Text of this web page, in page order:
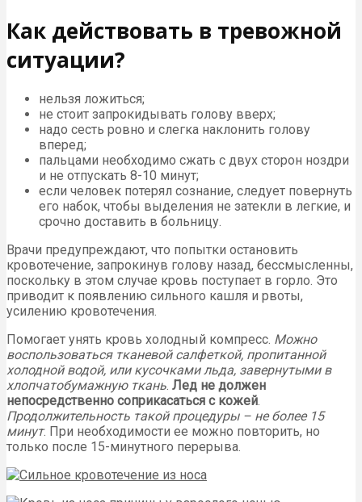
Как действовать в тревожной
ситуации?
нельзя ложиться;
не стоит запрокидывать голову вверх;
надо сесть ровно и слегка наклонить голову
вперед;
пальцами необходимо сжать с двух сторон ноздри
и не отпускать 8-10 минут;
если человек потерял сознание, следует повернуть
его набок, чтобы выделения не затекли в легкие, и
срочно доставить в больницу.
Врачи предупреждают, что попытки остановить
кровотечение, запрокинув голову назад, бессмысленны,
поскольку в этом случае кровь поступает в горло. Это
приводит к появлению сильного кашля и рвоты,
усилению кровотечения.
Помогает унять кровь холодный компресс. Можно
воспользоваться тканевой салфеткой, пропитанной
холодной водой, или кусочками льда, завернутыми в
хлопчатобумажную ткань. Лед не должен
непосредственно соприкасаться с кожей.
Продолжительность такой процедуры – не более 15
минут. При необходимости ее можно повторить, но
только после 15-минутного перерыва.